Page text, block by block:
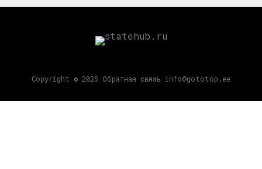
Copyright © 2025 Обратная связь info@gototop.ee